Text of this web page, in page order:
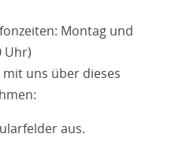
Montag und
Uhr)
uns über dieses
aus.